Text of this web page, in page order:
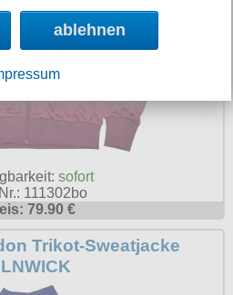
sofort
111302bo
79.90 €
Trikot-Sweatjacke
ablehnen